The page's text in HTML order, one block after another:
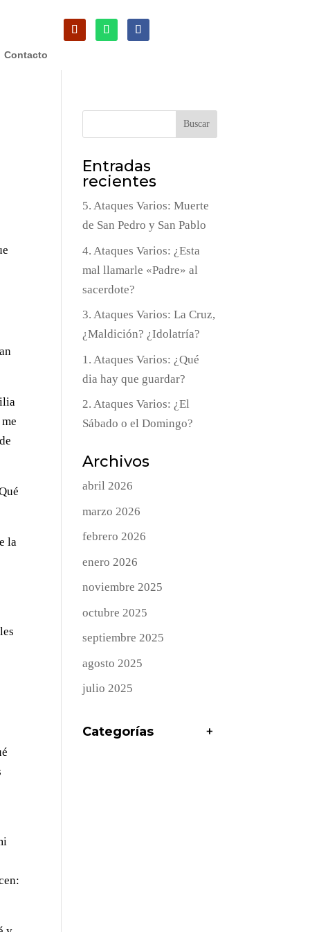
Contacto
la
Buscar
Entradas
recientes
5. Ataques Varios: Muerte
de San Pedro y San Pablo
4. Ataques Varios: ¿Esta
mal llamarle «Padre» al
sacerdote?
3. Ataques Varios: La Cruz,
¿Maldición? ¿Idolatría?
1. Ataques Varios: ¿Qué
dia hay que guardar?
2. Ataques Varios: ¿El
Sábado o el Domingo?
Archivos
abril 2026
marzo 2026
febrero 2026
enero 2026
noviembre 2025
octubre 2025
septiembre 2025
agosto 2025
julio 2025
Categorías +